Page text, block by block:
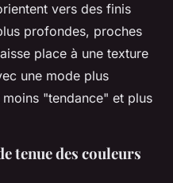
vers des finis
profondes, proches
place à une texture
une mode plus
"tendance" et plus
tenue des couleurs